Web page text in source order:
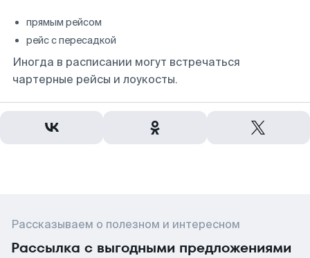
прямым рейсом
рейс с пересадкой
Иногда в расписании могут встречаться
чартерные рейсы и лоукосты.
Рассказываем о полезном и интересном
Рассылка с выгодными предложениями